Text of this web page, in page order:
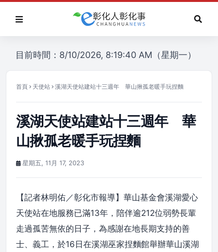
目前時間：8/10/2026, 8:19:40 AM（星期一）
首頁 天使站 溪湖天使站建站十三週年 華山揪孤老暖手玩捏麵
溪湖天使站建站十三週年 華
山揪孤老暖手玩捏麵
星期五, 11月 17, 2023
【記者林明佑／彰化市報導】華山基金會溪湖愛心
天使站在地服務已滿13年，陪伴逾212位弱勢長輩
走過孤苦無依的日子，為感謝在地長期支持的善
士、義工，於16日在溪湖巫家捏麵館舉辦華山溪湖